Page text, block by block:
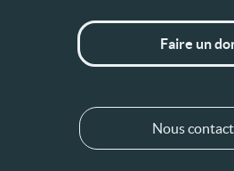
Faire un
Nous